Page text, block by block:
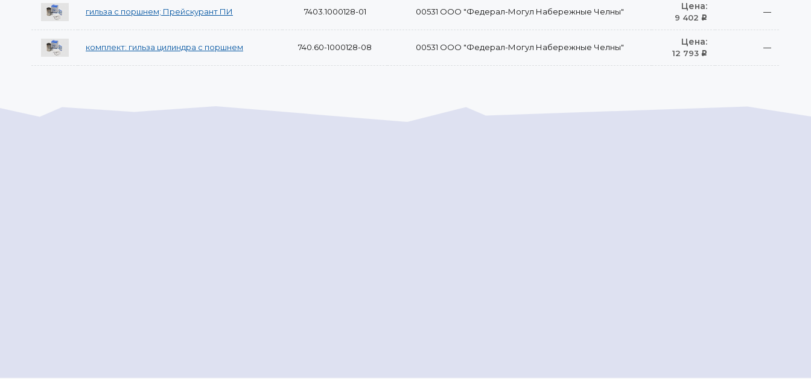
гильза с поршнем; Прейскурант ПИ 7403.1000128-01 00531 ООО "Федерал-Могул Набережные Челны" Цена:
9 402 Р
—
комплект: гильза цилиндра с поршнем 740.60-1000128-08 00531 ООО "Федерал-Могул Набережные Челны" Цена:
12 793 Р
—